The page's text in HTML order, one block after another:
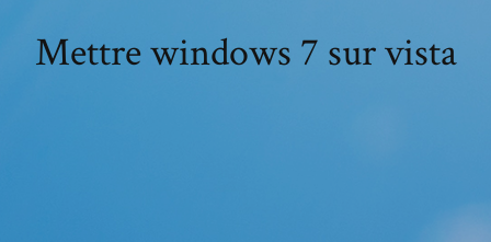
Mettre windows 7 sur vista